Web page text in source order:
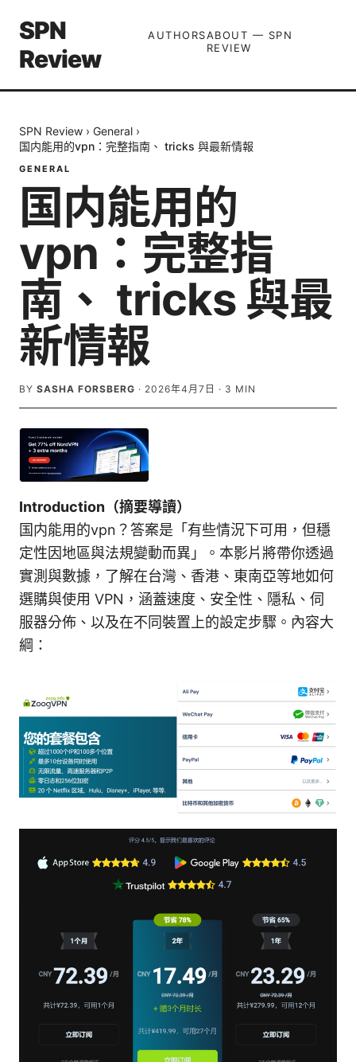
SPN
Review
AUTHORSABOUT — SPN
REVIEW
SPN Review › General ›
国内能用的vpn：完整指南、 tricks 與最新情報
GENERAL
国内能用的
vpn：完整指
南、 tricks 與最
新情報
BY SASHA FORSBERG · 2026年4月7日 · 3 MIN
Introduction（摘要導讀）
国内能用的vpn？答案是「有些情況下可用，但穩
定性因地區與法規變動而異」。本影片將帶你透過
實測與數據，了解在台灣、香港、東南亞等地如何
選購與使用 VPN，涵蓋速度、安全性、隱私、伺
服器分佈、以及在不同裝置上的設定步驟。內容大
綱：